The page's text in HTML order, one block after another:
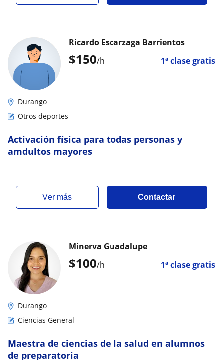
$150/h 1ª clase gratis
Ricardo Escarzaga Barrientos
Durango
Otros deportes
Activación física para todas personas y
amdultos mayores
ver más Contactar
$100/h 1ª clase gratis
Minerva Guadalupe
Durango
Ciencias General
Maestra de ciencias de la salud en alumnos
de preparatoria